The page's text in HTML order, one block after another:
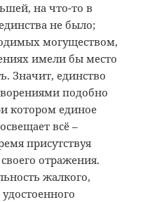
на что-то в
не было;
могуществом,
имели бы место
Значит, единство
подобно
котором единое
всё –
присутствуя
отражения.
жалкого,